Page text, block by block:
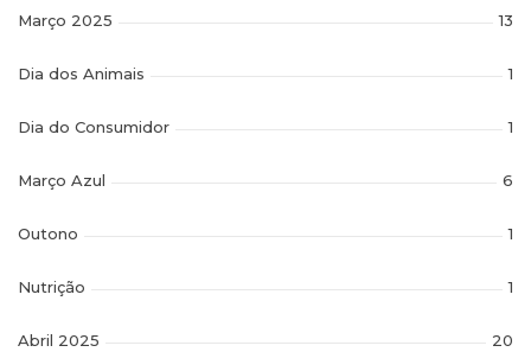
Março 2025 13
Dia dos Animais 1
Dia do Consumidor 1
Março Azul 6
Outono 1
Nutrição 1
Abril 2025 20